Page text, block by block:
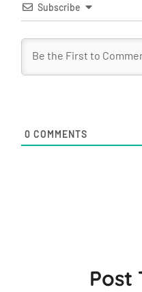
Subscribe
0 COMMENTS
Post